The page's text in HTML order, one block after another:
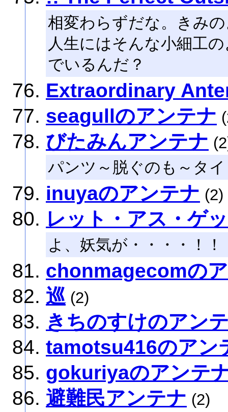
相変わらずだな。きみ
人生にはそんな小細工
でいるんだ？
Extraordinary
seagullのアンテナ
びたみんアンテナ
パンツ～脱ぐのも～タ
inuyaのアンテナ (2)
レット・アス・ゲ
よ、妖気が・・・・！！
chonmagecomの
巡(2)
きちのすけのアン
tamotsu416のアン
gokuriyaのアンテ
避難民アンテナ (2)